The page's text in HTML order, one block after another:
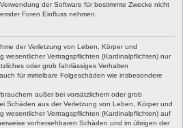
der Software für bestimmte Zwecke nicht
Foren Einfluss nehmen.
der Verletzung von Leben, Körper und
wesentlicher Vertragspflichten (Kardinalpflichten) nur
oder grob fahrlässiges Verhalten
für mittelbare Folgeschäden wie insbesondere
außer bei vorsätzlichem oder grob
Schäden aus der Verletzung von Leben, Körper und
wesentlicher Vertragspflichten (Kardinalpflichten) auf
vorhersehbaren Schäden und im übrigen der